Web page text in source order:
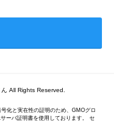
All Rights Reserved.
化と実在性の証明のため、GMOグロ
ーバ証明書を使用しております。 セ